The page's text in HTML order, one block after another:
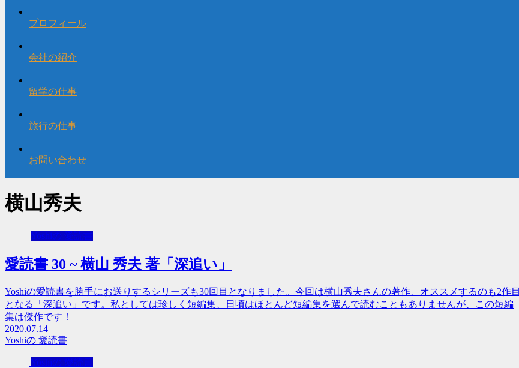
プロフィール
会社の紹介
留学の仕事
旅行の仕事
お問い合わせ
横山秀夫
Yoshiの 愛読書
愛読書 30 ~ 横山 秀夫 著「深追い」
Yoshiの愛読書を勝手にお送りするシリーズも30回目となりました。今回は横山秀夫さんの著作、オススメするのも2作目
となる「深追い」です。私としては珍しく短編集、日頃はほとんど短編集を選んで読むこともありませんが、この短編
集は傑作です！
2020.07.14
Yoshiの 愛読書
Yoshiの 愛読書